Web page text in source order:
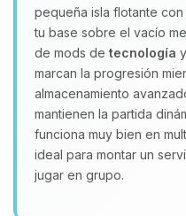
pequeña isla flotante
tu base sobre el vacío
de mods de tecnología y
marcan la progresión
almacenamiento
mantienen la partida
funciona muy bien en
ideal para montar un
jugar en grupo.